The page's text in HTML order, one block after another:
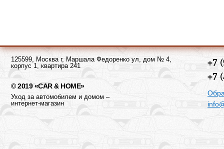
125599, Москва г, Маршала Федоренко ул, дом № 4,
корпус 1, квартира 241
© 2019 «CAR & HOME»
Уход за автомобилем и домом –
интернет-магазин
+7
+7